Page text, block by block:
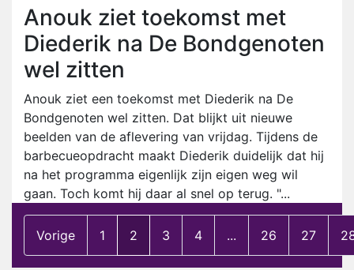
Anouk ziet toekomst met
Diederik na De Bondgenoten
wel zitten
Anouk ziet een toekomst met Diederik na De
Bondgenoten wel zitten. Dat blijkt uit nieuwe
beelden van de aflevering van vrijdag. Tijdens de
barbecueopdracht maakt Diederik duidelijk dat hij
na het programma eigenlijk zijn eigen weg wil
gaan. Toch komt hij daar al snel op terug. "...
Vorige 1 2 3 4 ... 26 27